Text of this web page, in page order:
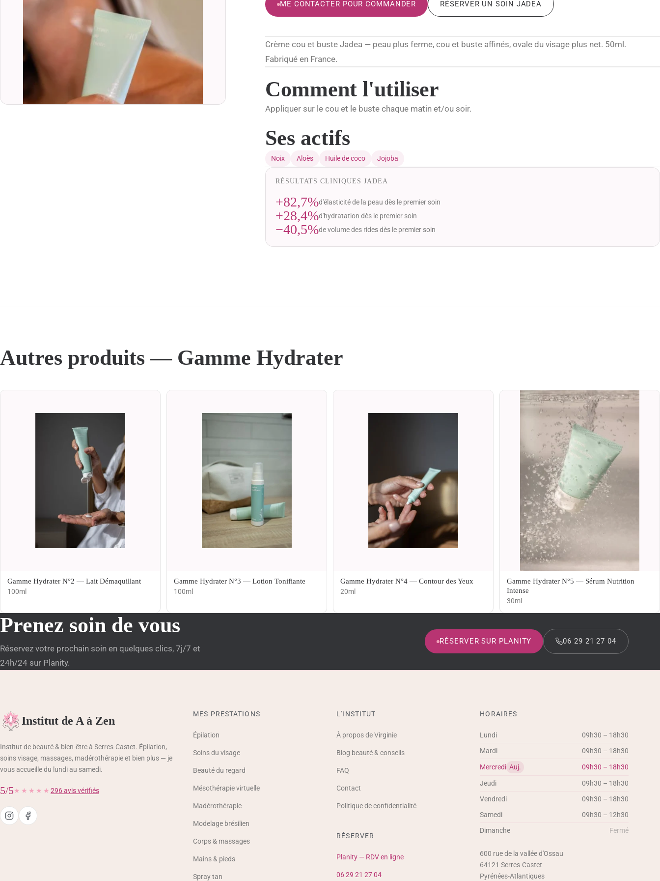
ME CONTACTER POUR COMMANDER RÉSERVER UN SOIN JADEA
Crème cou et buste Jadea — peau plus ferme, cou et buste affinés, ovale du visage plus net. 50ml.
Fabriqué en France.
Comment l'utiliser
Appliquer sur le cou et le buste chaque matin et/ou soir.
Ses actifs
Noix Aloès Huile de coco Jojoba
RÉSULTATS CLINIQUES JADEA
+82,7%d'élasticité de la peau dès le premier soin
+28,4%d'hydratation dès le premier soin
−40,5%de volume des rides dès le premier soin
Autres produits — Gamme Hydrater
Gamme Hydrater N°2 — Lait Démaquillant
100ml
Gamme Hydrater N°3 — Lotion Tonifiante
100ml
Gamme Hydrater N°4 — Contour des Yeux
20ml
Gamme Hydrater N°5 — Sérum Nutrition
Intense
30ml
Prenez soin de vous
Réservez votre prochain soin en quelques clics, 7j/7 et
24h/24 sur Planity.
RÉSERVER SUR PLANITY 06 29 21 27 04
Institut de A à Zen
Institut de beauté & bien-être à Serres-Castet. Épilation,
soins visage, massages, madérothérapie et bien plus — je
vous accueille du lundi au samedi.
5/5★★★★★ 296 avis vérifiés
MES PRESTATIONS
Épilation
Soins du visage
Beauté du regard
Mésothérapie virtuelle
Madérothérapie
Modelage brésilien
Corps & massages
Mains & pieds
Spray tan
L'INSTITUT
À propos de Virginie
Blog beauté & conseils
FAQ
Contact
Politique de confidentialité
RÉSERVER
Planity — RDV en ligne
06 29 21 27 04
HORAIRES
Lundi
09h30 – 18h30
Mardi
09h30 – 18h30
Mercredi Auj. 09h30 – 18h30
Jeudi
09h30 – 18h30
Vendredi
09h30 – 18h30
Samedi
09h30 – 12h30
Dimanche
Fermé
600 rue de la vallée d'Ossau
64121 Serres-Castet
Pyrénées-Atlantiques